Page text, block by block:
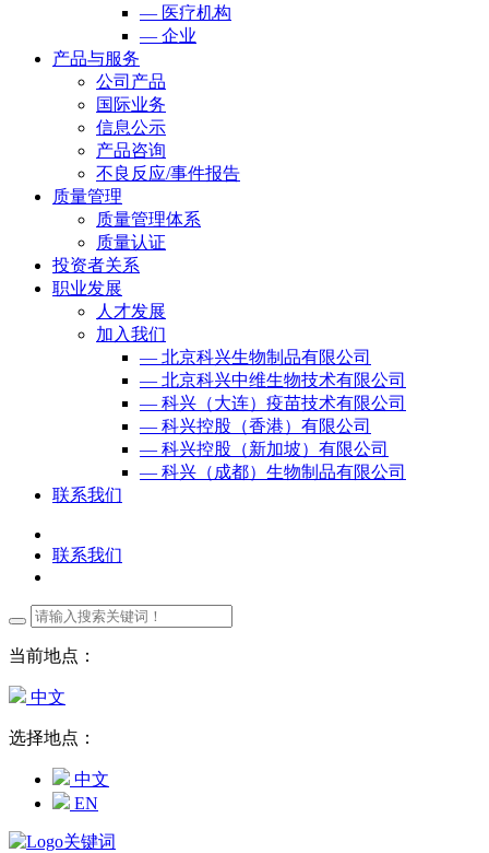
— 医疗机构
— 企业
产品与服务
公司产品
国际业务
信息公示
产品咨询
不良反应/事件报告
质量管理
质量管理体系
质量认证
投资者关系
职业发展
人才发展
加入我们
— 北京科兴生物制品有限公司
— 北京科兴中维生物技术有限公司
— 科兴（大连）疫苗技术有限公司
— 科兴控股（香港）有限公司
— 科兴控股（新加坡）有限公司
— 科兴（成都）生物制品有限公司
联系我们
联系我们
当前地点：
中文
选择地点：
中文
EN